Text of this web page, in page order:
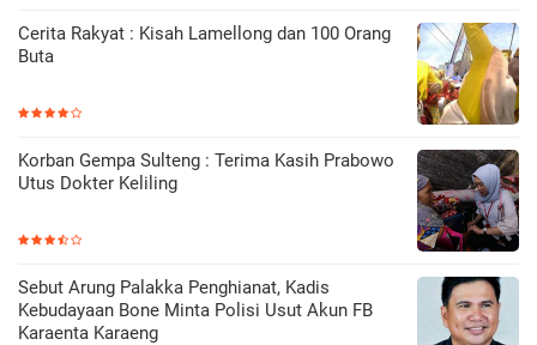
Cerita Rakyat : Kisah Lamellong dan 100 Orang
Buta
Korban Gempa Sulteng : Terima Kasih Prabowo
Utus Dokter Keliling
Sebut Arung Palakka Penghianat, Kadis
Kebudayaan Bone Minta Polisi Usut Akun FB
Karaenta Karaeng